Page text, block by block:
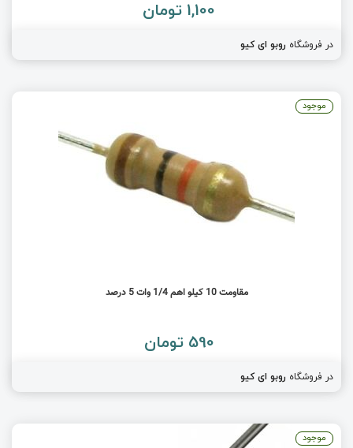
1,100 تومان
در فروشگاه روبو ای کیو
مقاومت 10 کیلو اهم 1/4 وات 5 درصد
590 تومان
در فروشگاه روبو ای کیو
موجود
موجود